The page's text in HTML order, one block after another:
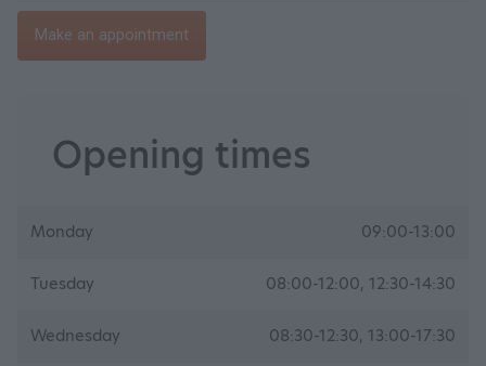
Make an appointment
Opening times
Monday 09:00-13:00
Tuesday 08:00-12:00, 12:30-14:30
Wednesday 08:30-12:30, 13:00-17:30